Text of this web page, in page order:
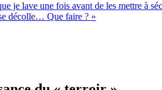
je lave une fois avant de les mettre à
décolle… Que faire ? »